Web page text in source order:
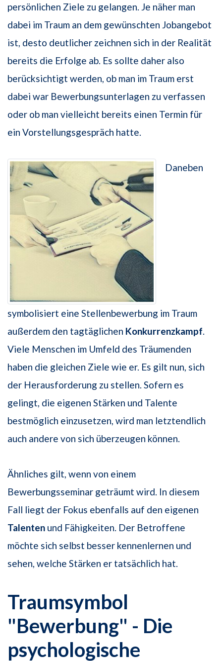
persönlichen Ziele zu gelangen. Je näher man
dabei im Traum an dem gewünschten Jobangebot
ist, desto deutlicher zeichnen sich in der Realität
bereits die Erfolge ab. Es sollte daher also
berücksichtigt werden, ob man im Traum erst
dabei war Bewerbungsunterlagen zu verfassen
oder ob man vielleicht bereits einen Termin für
ein Vorstellungsgespräch hatte.
Daneben
symbolisiert eine Stellenbewerbung im Traum
außerdem den tagtäglichen Konkurrenzkampf.
Viele Menschen im Umfeld des Träumenden
haben die gleichen Ziele wie er. Es gilt nun, sich
der Herausforderung zu stellen. Sofern es
gelingt, die eigenen Stärken und Talente
bestmöglich einzusetzen, wird man letztendlich
auch andere von sich überzeugen können.
Ähnliches gilt, wenn von einem
Bewerbungsseminar geträumt wird. In diesem
Fall liegt der Fokus ebenfalls auf den eigenen
Talenten und Fähigkeiten. Der Betroffene
möchte sich selbst besser kennenlernen und
sehen, welche Stärken er tatsächlich hat.
Traumsymbol
"Bewerbung" - Die
psychologische